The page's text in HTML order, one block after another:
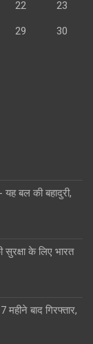
22 23
29 30
यह बल की बहादुरी,
के लिए भारत
महीने बाद गिरफ्तार,